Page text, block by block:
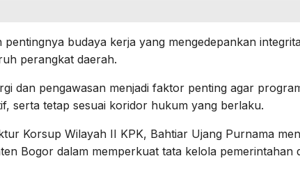
pentingnya budaya kerja yang mengedepankan
perangkat daerah.
dan pengawasan menjadi faktor penting agar
serta tetap sesuai koridor hukum yang berlaku.
Korsup Wilayah II KPK, Bahtiar Ujang Purnama
Bogor dalam memperkuat tata kelola pemerintahan